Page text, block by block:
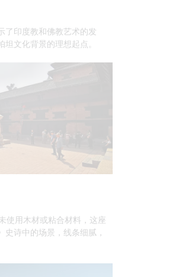
了印度教和佛教艺术的发
文化背景的理想起点。
使用木材或粘合材料，这座
诗中的场景，线条细腻，